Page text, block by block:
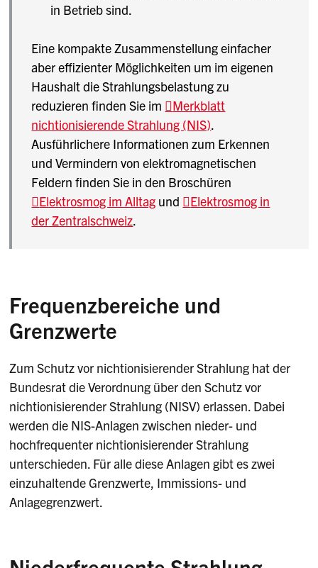
in Betrieb sind.
Eine kompakte Zusammenstellung einfacher
aber effizienter Möglichkeiten um im eigenen
Haushalt die Strahlungsbelastung zu
reduzieren finden Sie im
Merkblatt
nichtionisierende Strahlung (NIS).
Ausführlichere Informationen zum Erkennen
und Vermindern von elektromagnetischen
Feldern finden Sie in den Broschüren
Elektrosmog im Alltag und
Elektrosmog in
der Zentralschweiz.
Frequenzbereiche und
Grenzwerte
Zum Schutz vor nichtionisierender Strahlung hat der
Bundesrat die Verordnung über den Schutz vor
nichtionisierender Strahlung (NISV) erlassen. Dabei
werden die NIS-Anlagen zwischen nieder- und
hochfrequenter nichtionisierender Strahlung
unterschieden. Für alle diese Anlagen gibt es zwei
einzuhaltende Grenzwerte, Immissions- und
Anlagegrenzwert.